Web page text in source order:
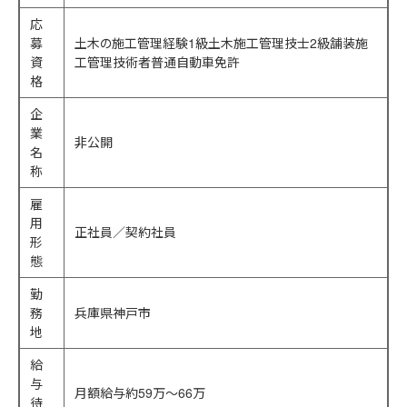
応
募
資
格
土木の施工管理経験1級土木施工管理技士2級舗装施
工管理技術者普通自動車免許
企
業
名
称
非公開
雇
用
形
態
正社員／契約社員
勤
務
地
兵庫県神戸市
給
与
待
月額給与約59万～66万